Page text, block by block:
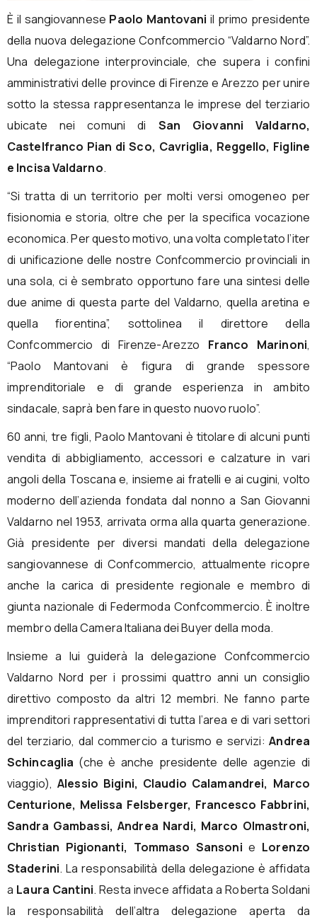
È il sangiovannese Paolo Mantovani il primo presidente
della nuova delegazione Confcommercio “Valdarno Nord”.
Una delegazione interprovinciale, che supera i confini
amministrativi delle province di Firenze e Arezzo per unire
sotto la stessa rappresentanza le imprese del terziario
ubicate nei comuni di San Giovanni Valdarno,
Castelfranco Pian di Sco, Cavriglia, Reggello, Figline
e Incisa Valdarno.
“Si tratta di un territorio per molti versi omogeneo per
fisionomia e storia, oltre che per la specifica vocazione
economica. Per questo motivo, una volta completato l’iter
di unificazione delle nostre Confcommercio provinciali in
una sola, ci è sembrato opportuno fare una sintesi delle
due anime di questa parte del Valdarno, quella aretina e
quella fiorentina”, sottolinea il direttore della
Confcommercio di Firenze-Arezzo Franco Marinoni,
“Paolo Mantovani è figura di grande spessore
imprenditoriale e di grande esperienza in ambito
sindacale, saprà ben fare in questo nuovo ruolo”.
60 anni, tre figli, Paolo Mantovani è titolare di alcuni punti
vendita di abbigliamento, accessori e calzature in vari
angoli della Toscana e, insieme ai fratelli e ai cugini, volto
moderno dell’azienda fondata dal nonno a San Giovanni
Valdarno nel 1953, arrivata orma alla quarta generazione.
Già presidente per diversi mandati della delegazione
sangiovannese di Confcommercio, attualmente ricopre
anche la carica di presidente regionale e membro di
giunta nazionale di Federmoda Confcommercio. È inoltre
membro della Camera Italiana dei Buyer della moda.
Insieme a lui guiderà la delegazione Confcommercio
Valdarno Nord per i prossimi quattro anni un consiglio
direttivo composto da altri 12 membri. Ne fanno parte
imprenditori rappresentativi di tutta l’area e di vari settori
del terziario, dal commercio a turismo e servizi:Andrea
Schincaglia (che è anche presidente delle agenzie di
viaggio),Alessio Bigini, Claudio Calamandrei, Marco
Centurione, Melissa Felsberger, Francesco Fabbrini,
Sandra Gambassi, Andrea Nardi, Marco Olmastroni,
Christian Pigionanti, Tommaso Sansonie Lorenzo
Staderini. La responsabilità della delegazione è affidata
a Laura Cantini. Resta invece affidata a Roberta Soldani
la responsabilità dell’altra delegazione aperta da